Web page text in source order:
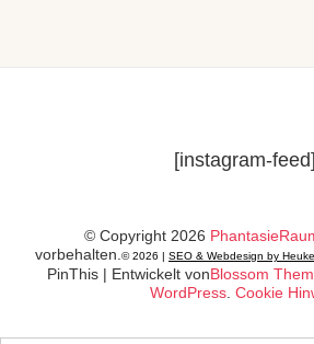
[instagram-feed]
© Copyright 2026
vorbehalten. © 2026 | SEO & Webdesign by
PinThis | Entwickelt vonBlossom
WordPress. Cookie